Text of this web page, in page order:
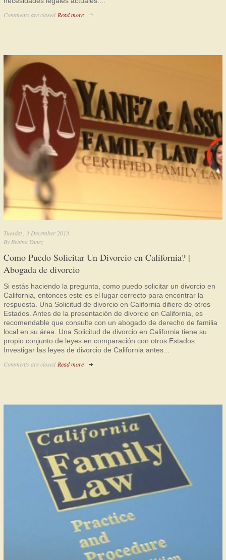
Comments are closed Read more
Tuesday, 3 December 2013
By Bettina Yanez
Como Puedo Solicitar Un Divorcio en California? |
Abogada de divorcio
Si estás haciendo la pregunta, como puedo solicitar un divorcio en
California, entonces este es el lugar correcto para encontrar la
respuesta. Una Solicitud de divorcio en California difiere de otros
Estados. Antes de la presentación de divorcio en California, es
recomendable que consulte con un abogado de derecho de familia
local en su área. Una Solicitud de divorcio en California tiene su
propio conjunto de leyes en comparación con otros Estados.
Investigar las leyes de divorcio de California antes...
Comments are closed Read more